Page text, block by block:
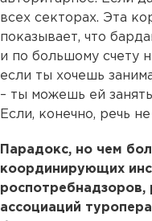
всех секторах. Эта
показывает, что
и по большому счету
если ты хочешь
– ты можешь ей
Если, конечно, речь
Парадокс, но чем
координирующих
роспотребнадзоров,
ассоциаций